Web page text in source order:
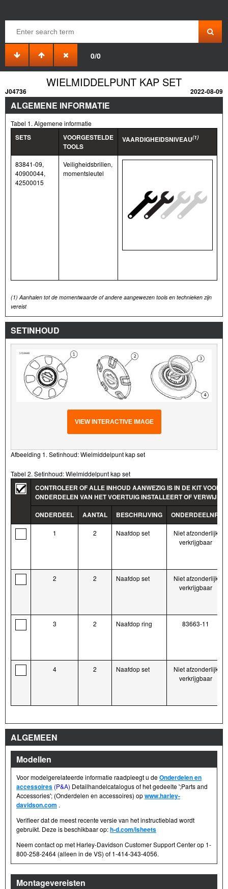
0/0
WIELMIDDELPUNT KAP SET
J04736 2022-08-09
ALGEMENE INFORMATIE
Tabel 1. Algemene informatie
SETS
VOORGESTELDE
TOOLS
VAARDIGHEIDSNIVEAU(1)
83841-09,
40900044,
42500015
Veiligheidsbrillen,
momentsleutel
(1) Aanhalen tot de momentwaarde of andere aangewezen tools en technieken zijn
vereist
SETINHOUD
VIEW INTERACTIVE IMAGE
Afbeelding 1. Setinhoud: Wielmiddelpunt kap set
Tabel 2. Setinhoud: Wielmiddelpunt kap set
CONTROLEER OF ALLE INHOUD AANWEZIG IS IN DE KIT
ONDERDELEN VAN HET VOERTUIG INSTALLEERT OF
ONDERDEEL
AANTAL BESCHRIJVING ONDERDEELNR.
1 2 Naafdop set
Niet afzonderlijk
verkrijgbaar
2 2 Naafdop set
Niet afzonderlijk
verkrijgbaar
3 2 Naafdop ring 83663-11
4 2 Naafdop set
Niet afzonderlijk
verkrijgbaar
ALGEMEEN
Modellen
Voor modelgerelateerde informatie raadpleegt u deOnderdelen en
accessoires (P&A) Detailhandelcatalogus of het gedeelte ';Parts and
Accessories'; (Onderdelen en accessoires) opwww.harley-
davidson.com .
Verifieer dat de meest recente versie van het instructieblad wordt
gebruikt. Deze is beschikbaar op:h-d.com/isheets
Neem contact op met Harley-Davidson Customer Support Center op 1-
800-258-2464 (alleen in de VS) of 1-414-343-4056.
Montagevereisten